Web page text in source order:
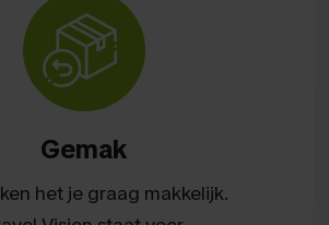
Gemak
het je graag makkelijk.